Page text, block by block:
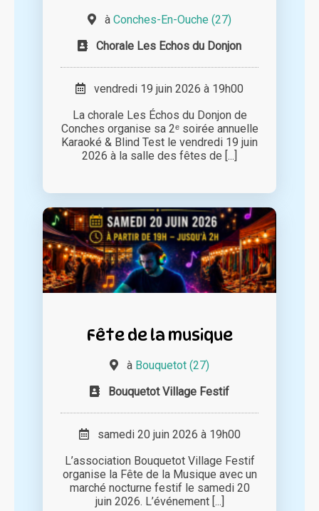
à Conches-En-Ouche (27)
Chorale Les Echos du Donjon
vendredi 19 juin 2026 à 19h00
La chorale Les Échos du Donjon de
Conches organise sa 2ᵉ soirée annuelle
Karaoké & Blind Test le vendredi 19 juin
2026 à la salle des fêtes de [...]
Fête de la musique
à Bouquetot (27)
Bouquetot Village Festif
samedi 20 juin 2026 à 19h00
L’association Bouquetot Village Festif
organise la Fête de la Musique avec un
marché nocturne festif le samedi 20
juin 2026. L’événement [...]